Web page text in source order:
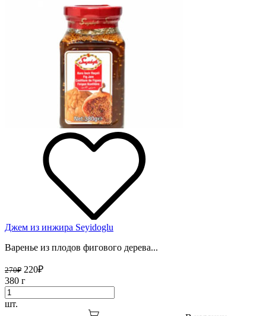
Джем из инжира Seyidoglu
Варенье из плодов фигового дерева...
270₽ 220₽
380 г
шт.